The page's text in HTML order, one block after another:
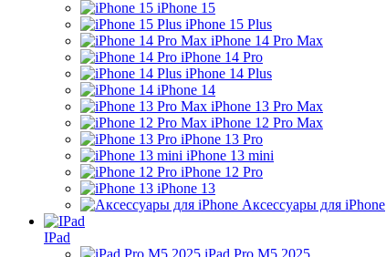
iPhone 15
iPhone 15 Plus
iPhone 14 Pro Max
iPhone 14 Pro
iPhone 14 Plus
iPhone 14
iPhone 13 Pro Max
iPhone 12 Pro Max
iPhone 13 Pro
iPhone 13 mini
iPhone 12 Pro
iPhone 13
Аксессуары для iPhone
IPad
iPad Pro M5 2025